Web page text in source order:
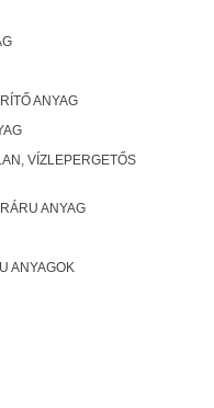
ANYAG
VÍZLEPERGETŐS
ANYAG
ANYAGOK